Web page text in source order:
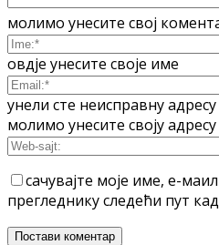
молимо унесите свој
овдје унесите своје име
унели сте неисправну
молимо унесите своју
сачувајте моје име, е-
прегледнику следећи пут